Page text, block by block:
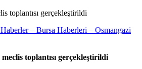
– Bursa Haberleri – Osmangazi
toplantısı gerçekleştirildi